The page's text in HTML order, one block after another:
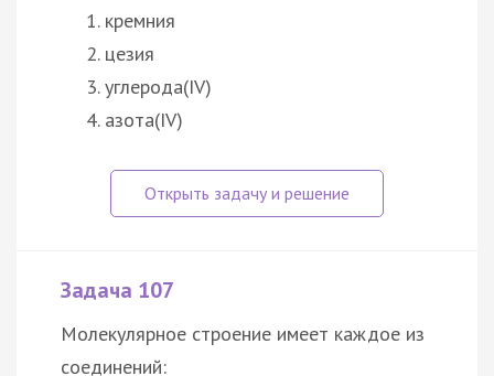
кремния
цезия
углерода(IV)
азота(IV)
Задача 107
Молекулярное строение имеет каждое из
соединений: